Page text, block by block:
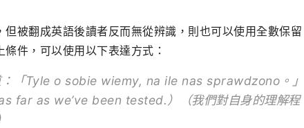
被翻成英語後讀者反而無從辨識，則也可以使用全數保留
件，可以使用以下表達方式：
「Tyle o sobie wiemy, na ile nas sprawdzono。」
far as we’ve been tested.）（我們對自身的理解程